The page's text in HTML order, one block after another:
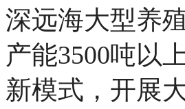
深远海大型养
产能3500吨以
新模式，开展